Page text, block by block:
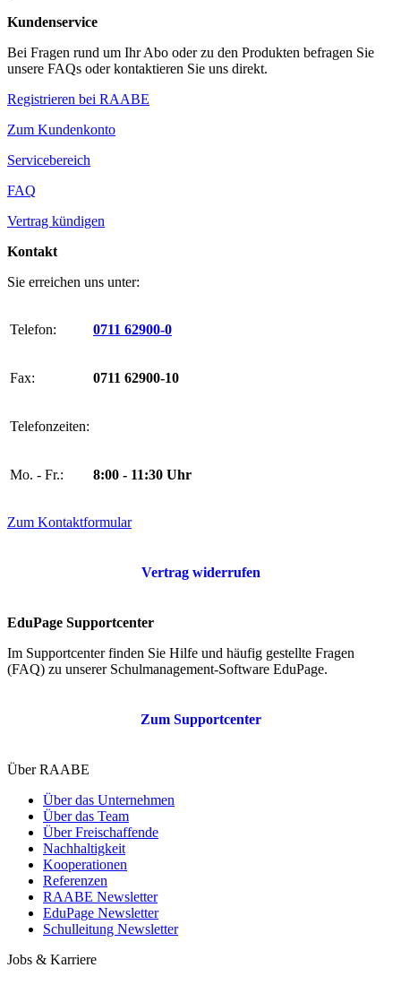
Kundenservice
Bei Fragen rund um Ihr Abo oder zu den Produkten befragen Sie
unsere FAQs oder kontaktieren Sie uns direkt.
Registrieren bei RAABE
Zum Kundenkonto
Servicebereich
FAQ
Vertrag kündigen
Kontakt
Sie erreichen uns unter:
Telefon: 0711 62900-0
Fax: 0711 62900-10
Telefonzeiten:
Mo. - Fr.: 8:00 - 11:30 Uhr
Zum Kontaktformular
Vertrag widerrufen
EduPage Supportcenter
Im Supportcenter finden Sie Hilfe und häufig gestellte Fragen
(FAQ) zu unserer Schulmanagement-Software EduPage.
Zum Supportcenter
Über RAABE
Über das Unternehmen
Über das Team
Über Freischaffende
Nachhaltigkeit
Kooperationen
Referenzen
RAABE Newsletter
EduPage Newsletter
Schulleitung Newsletter
Jobs & Karriere